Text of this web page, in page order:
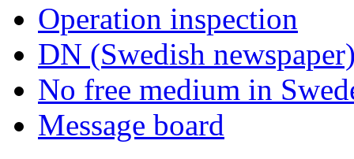
Operation inspection
DN (Swedish
No free medium in
Message board